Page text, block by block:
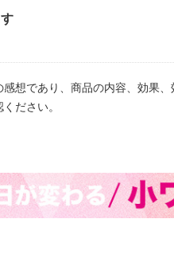
想であり、商品の内容、効果
ださい。